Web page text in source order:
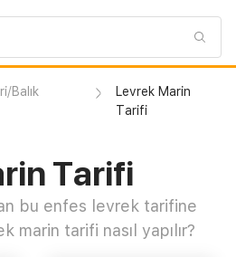
Balık
Levrek Marin
Tarifi
Tarifi
bu enfes levrek tarifine
marin tarifi nasıl yapılır?